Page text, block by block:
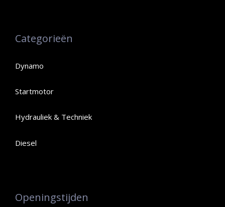
Categorieën
Dynamo
Startmotor
Hydrauliek & Techniek
Diesel
Openingstijden